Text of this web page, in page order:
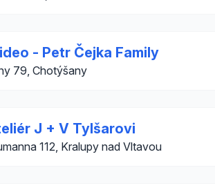
- Petr Čejka Family
79, Chotýšany
J + V Tylšarovi
112, Kralupy nad Vltavou